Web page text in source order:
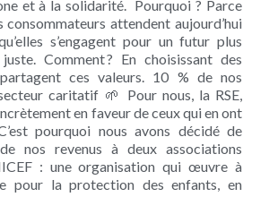
et à la solidarité. Pourquoi ? Parce
consommateurs attendent aujourd’hui
s’engagent pour un futur plus
Comment ? En choisissant des
ces valeurs. 10 % de nos
caritatif 🌱 Pour nous, la RSE,
en faveur de ceux qui en ont
pourquoi nous avons décidé de
nos revenus à deux associations
: une organisation qui œuvre à
pour la protection des enfants, en